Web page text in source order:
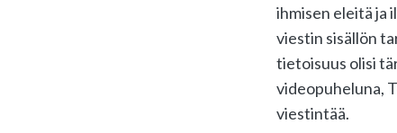
ihmisen eleitä ja
viestin sisällön
tietoisuus olisi
videopuheluna,
viestintää.